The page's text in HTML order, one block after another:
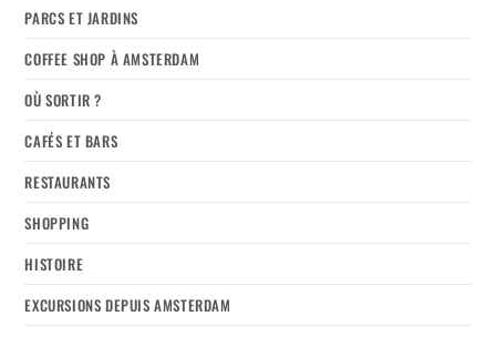
PARCS ET JARDINS
COFFEE SHOP À AMSTERDAM
OÙ SORTIR ?
CAFÉS ET BARS
RESTAURANTS
SHOPPING
HISTOIRE
EXCURSIONS DEPUIS AMSTERDAM